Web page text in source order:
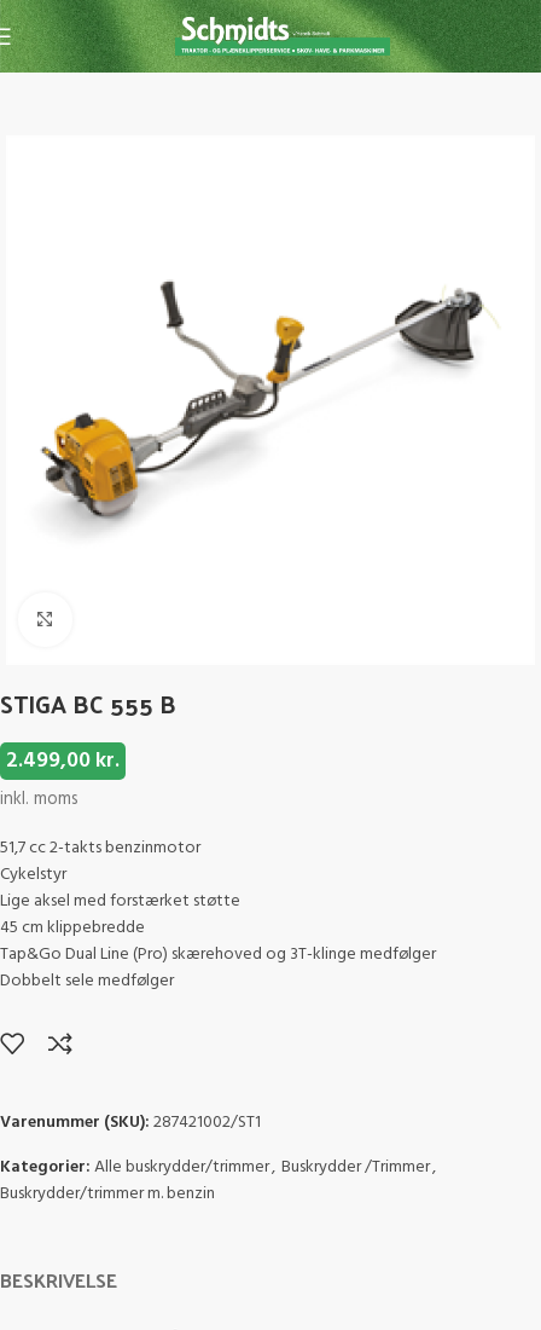
Forside Buskrydder /Trimmer Buskrydder/trimmer m. benzin
STIGA BC 555 B
2.499,00kr.
inkl. moms
51,7 cc 2-takts benzinmotor
Cykelstyr
Lige aksel med forstærket støtte
45 cm klippebredde
Tap&Go Dual Line (Pro) skærehoved og 3T-klinge medfølger
Dobbelt sele medfølger
Varenummer (SKU):287421002/ST1
Kategorier:Alle buskrydder/trimmer, Buskrydder /Trimmer,
Buskrydder/trimmer m. benzin
BESKRIVELSE